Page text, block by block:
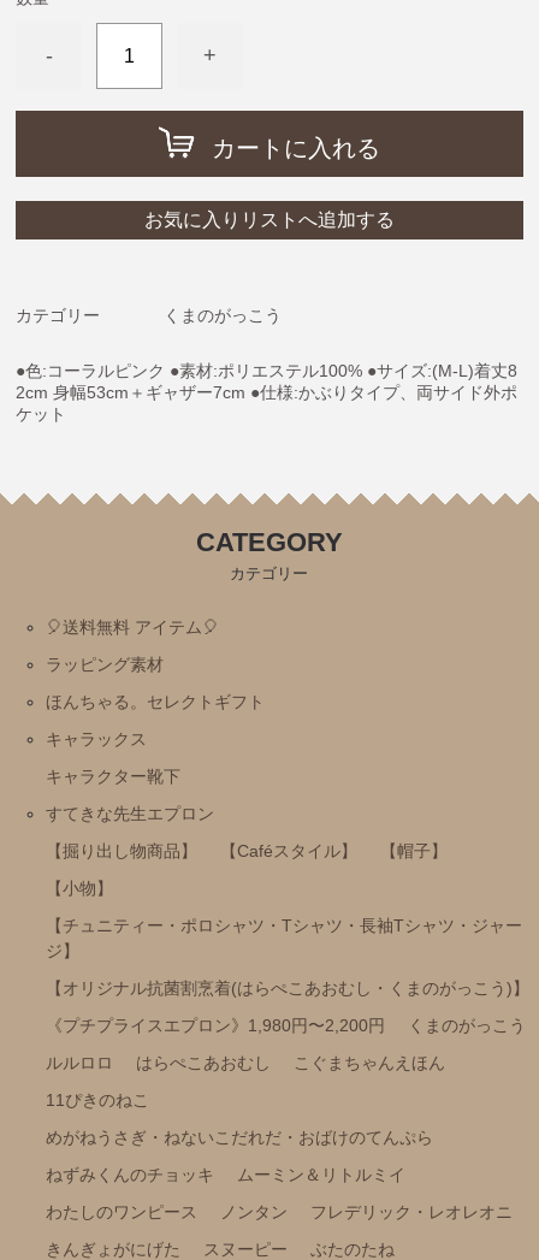
ノンタン
きんぎょがにげた
スヌーピー
くませんせい
tupera tupera（しろくまのパンツ）
トムとジェリー
ねずみさんのながいパン
ディズニー
パンどろぼう
パンダのおさじ
mofusand
ちいかわ
ポケピース
きかんしゃトーマス
くらはしれいイラストシリーズ
モンチッチ
【その他商品】
- +
カートに入れる
お気に入りリストへ追加する
カテゴリー くまのがっこう
●色:コーラルピンク ●素材:ポリエステル100% ●サイズ:(M-L)着丈8
2cm 身幅53cm＋ギャザー7cm ●仕様:かぶりタイプ、両サイド外ポ
ケット
CATEGORY
カテゴリー
🎈送料無料 アイテム🎈
ラッピング素材
ほんちゃる。セレクトギフト
キャラックス
キャラクター靴下
すてきな先生エプロン
【掘り出し物商品】
【Caféスタイル】
【帽子】
【小物】
【チュニティー・ポロシャツ・Tシャツ・長袖Tシャツ・ジャー
ジ】
【オリジナル抗菌割烹着(はらぺこあおむし・くまのがっこう)】
《プチプライスエプロン》1,980円〜2,200円
くまのがっこう
ルルロロ
はらぺこあおむし
こぐまちゃんえほん
11ぴきのねこ
めがねうさぎ・ねないこだれだ・おばけのてんぷら
ねずみくんのチョッキ
ムーミン＆リトルミイ
わたしのワンピース
ノンタン
フレデリック・レオレオニ
きんぎょがにげた
スヌーピー
ぶたのたね